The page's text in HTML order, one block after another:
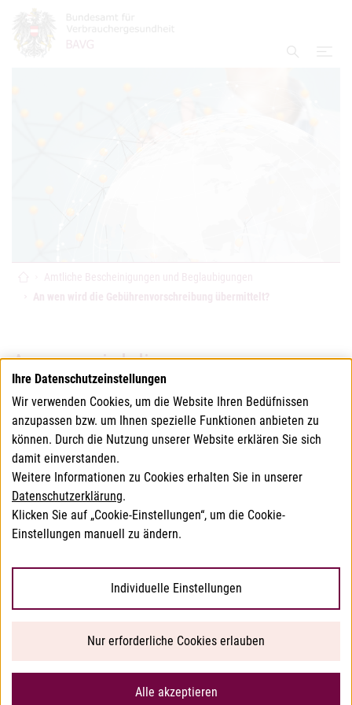
Zum Inhalt
Zum Hauptmenü
Zur Suche
Suche
Startseite
Amtliche Bescheinigungen und Beglaubigungen
An wen wird die Gebührenvorschreibung übermittelt?
An wen wird die
Gebührenvorschreibung
übermittelt?
Die Gebührenvorschreibung wird vom BAVG an jene
Unternehmensadresse zugestellt, die bei Antragstellung
bekannt gegeben wurde (via Mail oder Post).
Datenschutzerklärung
Sitemap
Ihre Datenschutzeinstellungen
Wir verwenden Cookies, um die Website Ihren Bedüfnissen
anzupassen bzw. um Ihnen spezielle Funktionen anbieten zu
können. Durch die Nutzung unserer Website erklären Sie sich
damit einverstanden.
Weitere Informationen zu Cookies erhalten Sie in unserer
Datenschutzerklärung.
Klicken Sie auf „Cookie-Einstellungen“, um die Cookie-
Einstellungen manuell zu ändern.
Individuelle Einstellungen
Nur erforderliche Cookies erlauben
Alle akzeptieren